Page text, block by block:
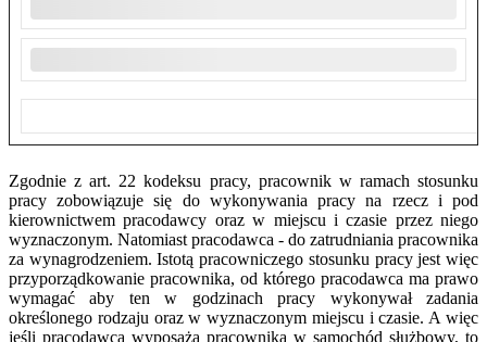
Zgodnie z art. 22 kodeksu pracy, pracownik w ramach stosunku
pracy zobowiązuje się do wykonywania pracy na rzecz i pod
kierownictwem pracodawcy oraz w miejscu i czasie przez niego
wyznaczonym. Natomiast pracodawca - do zatrudniania pracownika
za wynagrodzeniem. Istotą pracowniczego stosunku pracy jest więc
przyporządkowanie pracownika, od którego pracodawca ma prawo
wymagać aby ten w godzinach pracy wykonywał zadania
określonego rodzaju oraz w wyznaczonym miejscu i czasie. A więc
jeśli pracodawca wyposaża pracownika w samochód służbowy, to